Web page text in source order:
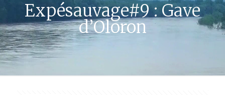
Expésauvage#9 : Gave
d’Oloron